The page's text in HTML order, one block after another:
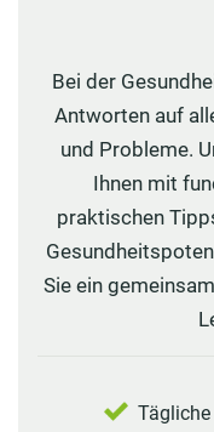
Bei der
Antworten auf
und Probleme.
Ihnen mit
praktischen
Sie ein